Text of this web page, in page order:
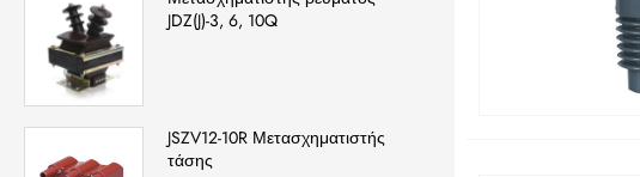
JDZ(J)-3, 6, 10Q
JSZV12-10R Μετασχηματιστής
τάσης